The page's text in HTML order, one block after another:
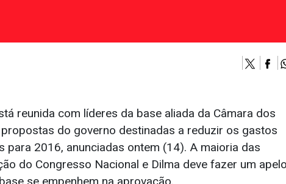
reunida com líderes da base aliada da Câmara dos
do governo destinadas a reduzir os gastos
para 2016, anunciadas ontem (14). A maioria das
do Congresso Nacional e Dilma deve fazer um apelo